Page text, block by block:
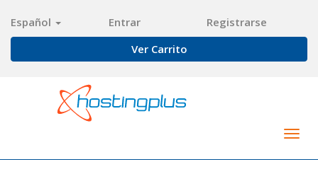
Español Entrar
Registrarse
Ver Carrito